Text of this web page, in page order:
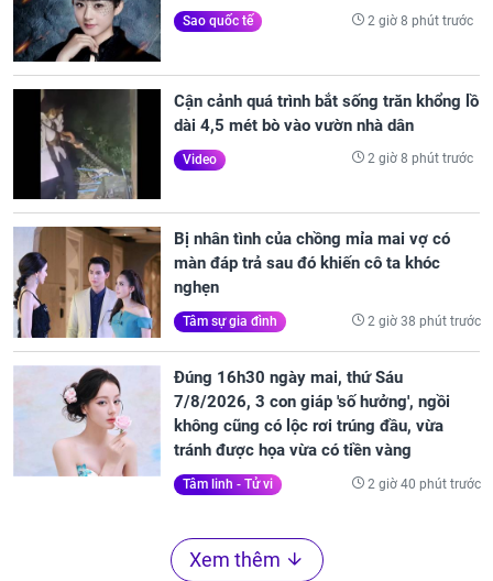
Sao quốc tế 2 giờ 8 phút trước
Cận cảnh quá trình bắt sống trăn khổng lồ
dài 4,5 mét bò vào vườn nhà dân
Video 2 giờ 8 phút trước
Bị nhân tình của chồng mỉa mai vợ có
màn đáp trả sau đó khiến cô ta khóc
nghẹn
Tâm sự gia đình 2 giờ 38 phút trước
Đúng 16h30 ngày mai, thứ Sáu
7/8/2026, 3 con giáp 'số hưởng', ngồi
không cũng có lộc rơi trúng đầu, vừa
tránh được họa vừa có tiền vàng
Tâm linh - Tử vi 2 giờ 40 phút trước
Xem thêm